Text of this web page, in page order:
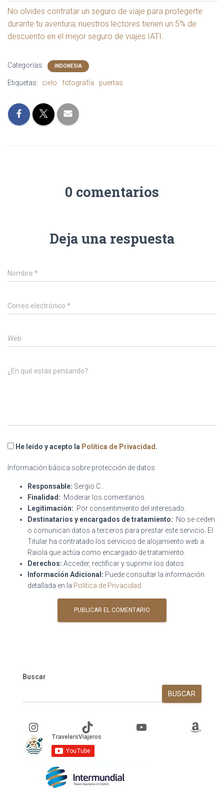
No olvides contratar un seguro de viaje para protegerte
durante tu aventura; nuestros lectores tienen un 5% de
descuento en el mejor seguro de viajes IATI.
Categorías: INDONESIA
Etiquetas: cielo fotografía puertas
0 comentarios
Deja una respuesta
Nombre *
Correo electrónico *
Web
¿En qué estás pensando?
He leído y acepto la Política de Privacidad .
Información básica sobre protección de datos
Responsable: Sergio C..
Finalidad: Moderar los comentarios.
Legitimación: Por consentimiento del interesado.
Destinatarios y encargados de tratamiento: No se ceden
o comunican datos a terceros para prestar este servicio. El
Titular ha contratado los servicios de alojamiento web a
Raiola que actúa como encargado de tratamiento.
Derechos: Acceder, rectificar y suprimir los datos.
Información Adicional: Puede consultar la información
detallada en la Política de Privacidad
Buscar
BUSCAR
Instagram TikTok YouTube Amazon